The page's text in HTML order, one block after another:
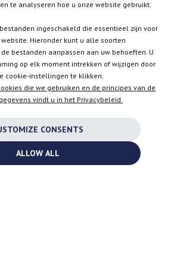
SK
EN
FACEBOOK
te analyseren hoe u onze website gebruikt.
ingeschakeld die essentieel zijn voor
Hieronder kunt u alle soorten
bestanden aanpassen aan uw behoeften. U
op elk moment intrekken of wijzigen door
cookie-instellingen te klikken.
die we gebruiken en de principes van de
vindt u in het Privacybeleid.
CONSENTS
ALLOW ALL